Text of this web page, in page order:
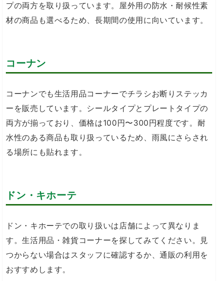
プの両方を取り扱っています。屋外用の防水・耐候性素
材の商品も選べるため、長期間の使用に向いています。
コーナン
コーナンでも生活用品コーナーでチラシお断りステッカ
ーを販売しています。シールタイプとプレートタイプの
両方が揃っており、価格は100円〜300円程度です。耐
水性のある商品も取り扱っているため、雨風にさらされ
る場所にも貼れます。
ドン・キホーテ
ドン・キホーテでの取り扱いは店舗によって異なりま
す。生活用品・雑貨コーナーを探してみてください。見
つからない場合はスタッフに確認するか、通販の利用を
おすすめします。